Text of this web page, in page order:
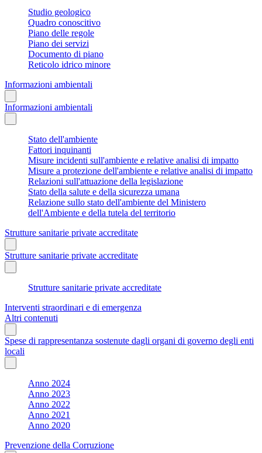
Studio geologico
Quadro conoscitivo
Piano delle regole
Piano dei servizi
Documento di piano
Reticolo idrico minore
Informazioni ambientali
Informazioni ambientali
Stato dell'ambiente
Fattori inquinanti
Misure incidenti sull'ambiente e relative analisi di impatto
Misure a protezione dell'ambiente e relative analisi di impatto
Relazioni sull'attuazione della legislazione
Stato della salute e della sicurezza umana
Relazione sullo stato dell'ambiente del Ministero
dell'Ambiente e della tutela del territorio
Strutture sanitarie private accreditate
Strutture sanitarie private accreditate
Strutture sanitarie private accreditate
Interventi straordinari e di emergenza
Altri contenuti
Spese di rappresentanza sostenute dagli organi di governo degli enti
locali
Anno 2024
Anno 2023
Anno 2022
Anno 2021
Anno 2020
Prevenzione della Corruzione